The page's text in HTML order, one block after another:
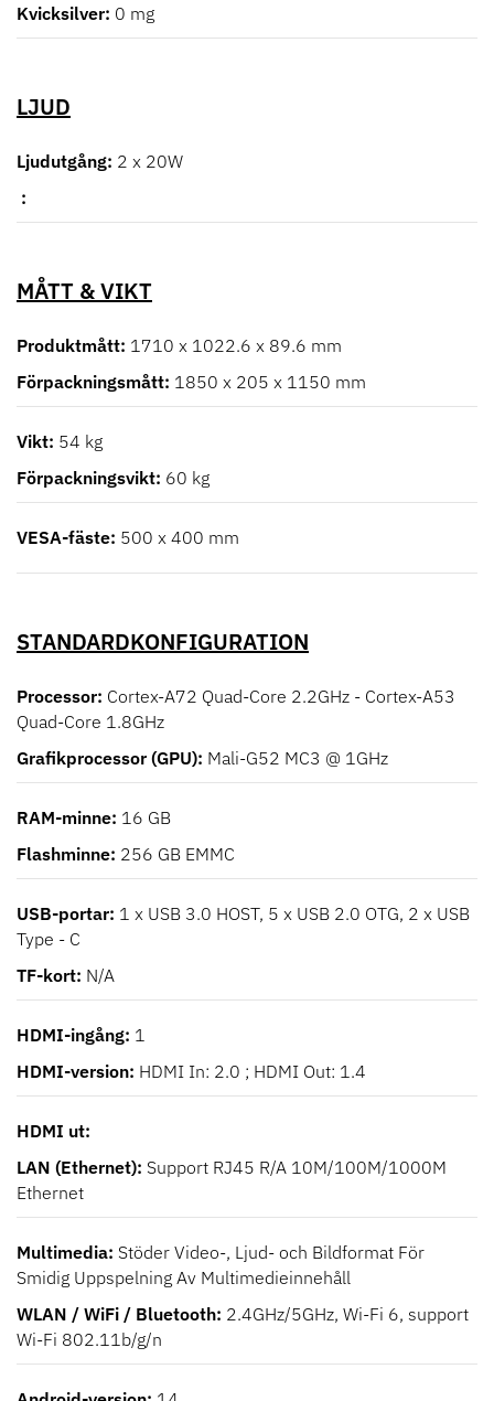
Kvicksilver 0 mg
LJUD
Ljudutgång 2 x 20W
MÅTT & VIKT
Produktmått 1710 x 1022.6 x 89.6 mm
Förpackningsmått 1850 x 205 x 1150 mm
Vikt 54 kg
Förpackningsvikt 60 kg
VESA-fäste 500 x 400 mm
STANDARDKONFIGURATION
Processor Cortex-A72 Quad-Core 2.2GHz - Cortex-A53
Quad-Core 1.8GHz
Grafikprocessor (GPU) Mali-G52 MC3 @ 1GHz
RAM-minne 16 GB
Flashminne 256 GB EMMC
USB-portar 1 x USB 3.0 HOST, 5 x USB 2.0 OTG, 2 x USB
Type - C
TF-kort N/A
HDMI-ingång 1
HDMI-version HDMI In: 2.0 ; HDMI Out: 1.4
HDMI ut
LAN (Ethernet) Support RJ45 R/A 10M/100M/1000M
Ethernet
Multimedia Stöder Video-, Ljud- och Bildformat För
Smidig Uppspelning Av Multimedieinnehåll
WLAN / WiFi / Bluetooth 2.4GHz/5GHz, Wi-Fi 6, support
Wi-Fi 802.11b/g/n